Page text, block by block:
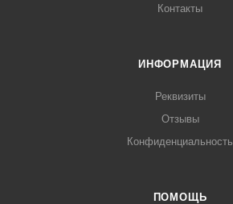
Контакты
ИНФОРМАЦИЯ
Реквизиты
Отзывы
Конфиденциальность
ПОМОЩЬ